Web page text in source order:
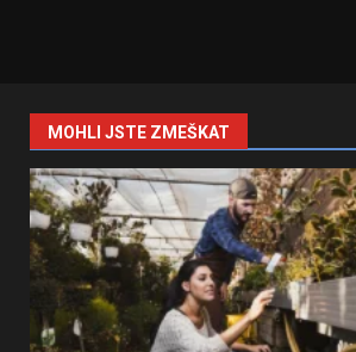
MOHLI JSTE ZMEŠKAT